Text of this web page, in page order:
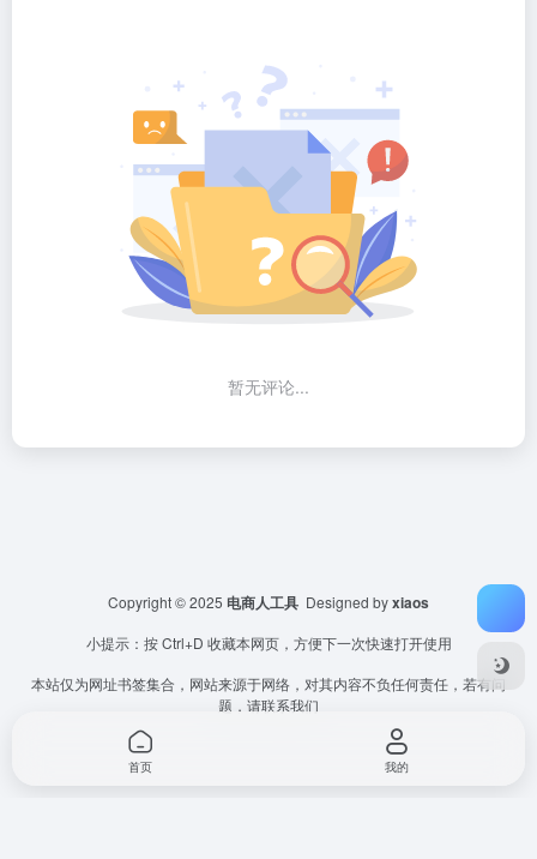
暂无评论...
Copyright © 2025 电商人工具 Designed byxiaos
小提示：按 Ctrl+D 收藏本网页，方便下一次快速打开使用
本站仅为网址书签集合，网站来源于网络，对其内容不负任何责任，若有问
题，请联系我们
首页 我的